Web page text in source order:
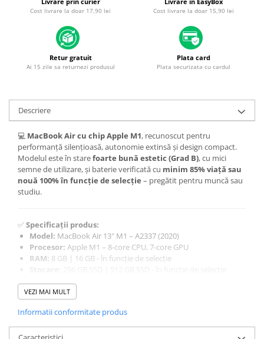
iPhone 14 Pro Max
iPhone 14 Pro
iPhone 14 Plus
iPhone 14
iPhone 13 Pro
iPhone 13
iPhone 13 mini
iPhone 12 Pro Max
iPhone 12 Pro
iPhone 12
iPhone 11 Pro Max
iPhone 11 Pro
iPhone XS Max
iPhone XS
iPhone XR
Cost livrare la doar 17,90 lei Cost livrare la doar 15,90 lei
Retur gratuit
Ai 15 zile sa returnezi produsul
Plata card
Plata securizata cu cardul
Descriere
💻 MacBook Air cu chip Apple M1, recunoscut pentru
performanță silențioasă, autonomie extinsă și design compact.
Modelul este în starefoarte bună estetic (Grad B), cu mici
semne de utilizare, și baterie verificată cu minim 85% viață sau
nouă 100% în funcție de selecție – pregătit pentru muncă sau
studiu.
✅Specificații produs:
Model: MacBook Air 13" M1 – A2337 (2020)
Procesor: Apple M1 – 8-core CPU, 7-core GPU
RAM: 8 GB | 16 GB - în funcție de selecție
Stare estetică:
selecție
Sistem de operare:macOS actualizat (Ventura / Sonoma)
VEZI MAI MULT
Informatii conformitate produs